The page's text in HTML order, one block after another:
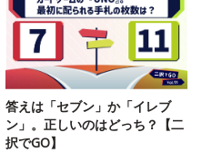
答えは「セブン」か「イレブ
ン」。正しいのはどっち？【二
択でGO】